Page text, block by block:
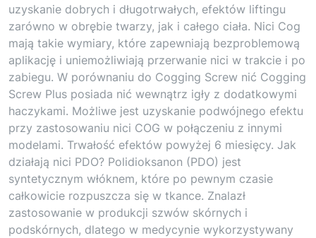
uzyskanie dobrych i długotrwałych, efektów liftingu
zarówno w obrębie twarzy, jak i całego ciała. Nici Cog
mają takie wymiary, które zapewniają bezproblemową
aplikację i uniemożliwiają przerwanie nici w trakcie i po
zabiegu. W porównaniu do Cogging Screw nić Cogging
Screw Plus posiada nić wewnątrz igły z dodatkowymi
haczykami. Możliwe jest uzyskanie podwójnego efektu
przy zastosowaniu nici COG w połączeniu z innymi
modelami. Trwałość efektów powyżej 6 miesięcy. Jak
działają nici PDO? Polidioksanon (PDO) jest
syntetycznym włóknem, które po pewnym czasie
całkowicie rozpuszcza się w tkance. Znalazł
zastosowanie w produkcji szwów skórnych i
podskórnych, dlatego w medycynie wykorzystywany